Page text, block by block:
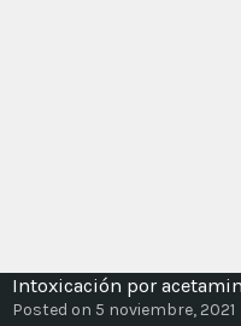
Intoxicación por
Posted on 5 noviembre, 2021